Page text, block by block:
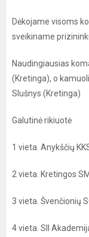
Dėkojame visoms
sveikiname
Naudingiausias
(Kretinga), o
Slušnys (Kretinga)
Galutinė rikiuotė
1 vieta. Anykščių
2 vieta. Kretingos SM
3 vieta. Švenčionių
4 vieta. SII